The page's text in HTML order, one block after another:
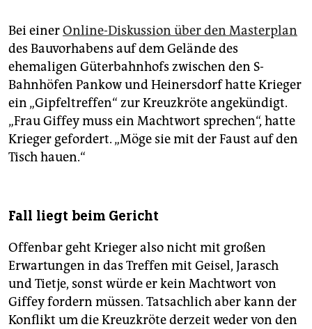
Bei einerOnline-Diskussion über den Masterplan
des Bauvorhabens auf dem Gelände des
ehemaligen Güterbahnhofs zwischen den S-
Bahnhöfen Pankow und Heinersdorf hatte Krieger
ein „Gipfeltreffen“ zur Kreuzkröte angekündigt.
„Frau Giffey muss ein Machtwort sprechen“, hatte
Krieger gefordert. „Möge sie mit der Faust auf den
Tisch hauen.“
Fall liegt beim Gericht
Offenbar geht Krieger also nicht mit großen
Erwartungen in das Treffen mit Geisel, Jarasch
und Tietje, sonst würde er kein Machtwort von
Giffey fordern müssen. Tatsachlich aber kann der
Konflikt um die Kreuzkröte derzeit weder von den